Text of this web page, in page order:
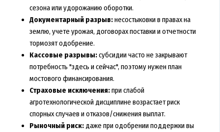
сезона или удорожанию оборотки.
Документарный разрыв:несостыковки в правах на
землю, учете урожая, договорах поставки и отчетности
тормозят одобрение.
Кассовые разрывы:субсидии часто не закрывают
потребность "здесь и сейчас", поэтому нужен план
мостового финансирования.
Страховые исключения:при слабой
агротехнологической дисциплине возрастает риск
спорных случаев и отказов/снижения выплат.
Рыночный риск:даже при одобрении поддержки вы